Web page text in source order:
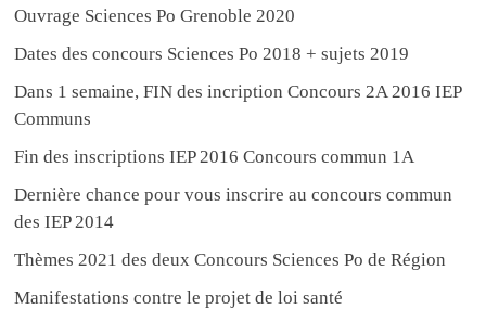
Ouvrage Sciences Po Grenoble 2020
Dates des concours Sciences Po 2018 + sujets 2019
Dans 1 semaine, FIN des incription Concours 2A 2016 IEP
Communs
Fin des inscriptions IEP 2016 Concours commun 1A
Dernière chance pour vous inscrire au concours commun
des IEP 2014
Thèmes 2021 des deux Concours Sciences Po de Région
Manifestations contre le projet de loi santé